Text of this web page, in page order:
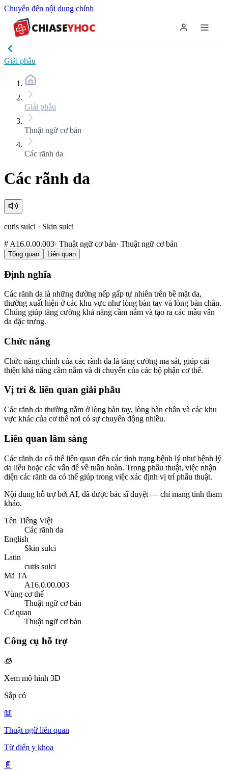
Chuyển đến nội dung chính
CHIASEYHOC
Giải phẫu
Giải phẫu
Thuật ngữ cơ bản
Các rãnh da
Các rãnh da
cutis sulci · Skin sulci
# A16.0.00.003· Thuật ngữ cơ bản· Thuật ngữ cơ bản
Tổng quan Liên quan
Định nghĩa
Các rãnh da là những đường nếp gấp tự nhiên trên bề mặt da,
thường xuất hiện ở các khu vực như lòng bàn tay và lòng bàn chân.
Chúng giúp tăng cường khả năng cầm nắm và tạo ra các mẫu vân
da đặc trưng.
Chức năng
Chức năng chính của các rãnh da là tăng cường ma sát, giúp cải
thiện khả năng cầm nắm và di chuyển của các bộ phận cơ thể.
Vị trí & liên quan giải phẫu
Các rãnh da thường nằm ở lòng bàn tay, lòng bàn chân và các khu
vực khác của cơ thể nơi có sự chuyển động nhiều.
Liên quan lâm sàng
Các rãnh da có thể liên quan đến các tình trạng bệnh lý như bệnh lý
da liễu hoặc các vấn đề về tuần hoàn. Trong phẫu thuật, việc nhận
diện các rãnh da có thể giúp trong việc xác định vị trí phẫu thuật.
Nội dung hỗ trợ bởi AI, đã được bác sĩ duyệt — chỉ mang tính tham
khảo.
Tên Tiếng Việt
Các rãnh da
English
Skin sulci
Latin
cutis sulci
Mã TA
A16.0.00.003
Vùng cơ thể
Thuật ngữ cơ bản
Cơ quan
Thuật ngữ cơ bản
Công cụ hỗ trợ
🧊
Xem mô hình 3D
Sắp có
📖
Thuật ngữ liên quan
Từ điển y khoa
📄